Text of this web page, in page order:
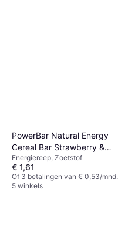
PowerBar Natural Energy
Cereal Bar Strawberry &
Cranberry 40g
Energiereep, Zoetstof
€ 1,61
Of 3 betalingen van € 0,53/mnd.
5 winkels